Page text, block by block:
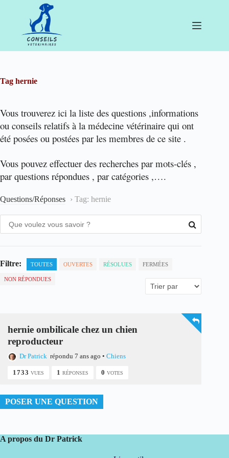
Tag hernie
Vous trouverez ici la liste des questions ,informations
ou conseils relatifs à la médecine vétérinaire qui ont
été posées ou postées par les membres de ce site .
Vous pouvez effectuer des recherches par mots-clés ,
par questions répondues , par catégories ,….
Questions/Réponses › Tag: hernie
Filtre: TOUTES OUVERTES RÉSOLUES FERMÉES
NON RÉPONDUES
hernie ombilicale chez un chien
reproducteur
Dr Patrick répondu 7 ans ago • Chiens
1733 VUES 1 RÉPONSES 0 VOTES
POSER UNE QUESTION
A propos du Dr Patrick